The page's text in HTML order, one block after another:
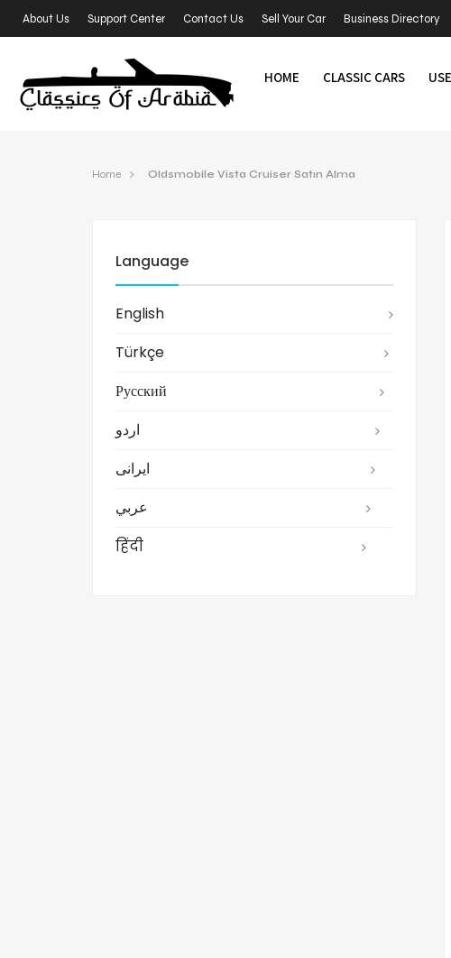
About Us Support Center Contact Us Sell Your Car Business Directory
HOME CLASSIC CARS
Home Oldsmobile Vista Cruiser Satın Alma
Language
English
Türkçe
Русский
اردو
ایرانی
عربي
हिंदी